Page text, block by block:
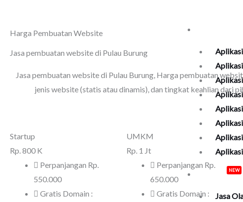
NEW
Jasa
Harga Pembuatan Website
Jasa pembuatan website di Pulau Burung
Jasa pembuatan website di Pulau Burung, Harga pembuatan
jenis website (statis atau dinamis), dan tingkat keahlian dari
Startup
Rp.800 K
Perpanjangan Rp.
550.000
Gratis Domain :
UMKM
Rp. 1 Jt
Perpanjangan Rp.
650.000
Gratis Domain :